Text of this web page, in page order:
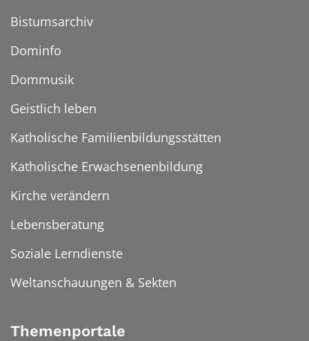
Bistumsarchiv
Dominfo
Dommusik
Geistlich leben
Katholische Familienbildungsstätten
Katholische Erwachsenenbildung
Kirche verändern
Lebensberatung
Soziale Lerndienste
Weltanschauungen & Sekten
Themenportale